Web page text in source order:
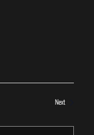
NextEvents